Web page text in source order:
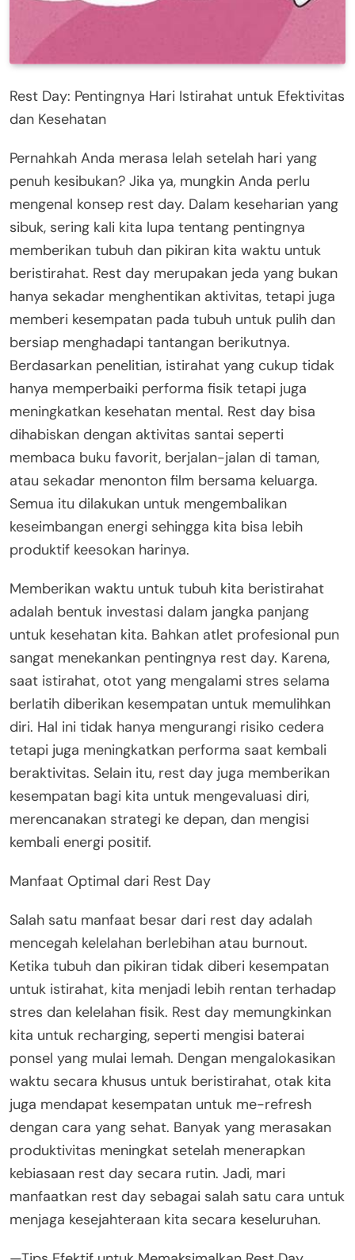
Rest Day: Pentingnya Hari Istirahat untuk Efektivitas
dan Kesehatan
Pernahkah Anda merasa lelah setelah hari yang
penuh kesibukan? Jika ya, mungkin Anda perlu
mengenal konsep rest day. Dalam keseharian yang
sibuk, sering kali kita lupa tentang pentingnya
memberikan tubuh dan pikiran kita waktu untuk
beristirahat. Rest day merupakan jeda yang bukan
hanya sekadar menghentikan aktivitas, tetapi juga
memberi kesempatan pada tubuh untuk pulih dan
bersiap menghadapi tantangan berikutnya.
Berdasarkan penelitian, istirahat yang cukup tidak
hanya memperbaiki performa fisik tetapi juga
meningkatkan kesehatan mental. Rest day bisa
dihabiskan dengan aktivitas santai seperti
membaca buku favorit, berjalan-jalan di taman,
atau sekadar menonton film bersama keluarga.
Semua itu dilakukan untuk mengembalikan
keseimbangan energi sehingga kita bisa lebih
produktif keesokan harinya.
Memberikan waktu untuk tubuh kita beristirahat
adalah bentuk investasi dalam jangka panjang
untuk kesehatan kita. Bahkan atlet profesional pun
sangat menekankan pentingnya rest day. Karena,
saat istirahat, otot yang mengalami stres selama
berlatih diberikan kesempatan untuk memulihkan
diri. Hal ini tidak hanya mengurangi risiko cedera
tetapi juga meningkatkan performa saat kembali
beraktivitas. Selain itu, rest day juga memberikan
kesempatan bagi kita untuk mengevaluasi diri,
merencanakan strategi ke depan, dan mengisi
kembali energi positif.
Manfaat Optimal dari Rest Day
Salah satu manfaat besar dari rest day adalah
mencegah kelelahan berlebihan atau burnout.
Ketika tubuh dan pikiran tidak diberi kesempatan
untuk istirahat, kita menjadi lebih rentan terhadap
stres dan kelelahan fisik. Rest day memungkinkan
kita untuk recharging, seperti mengisi baterai
ponsel yang mulai lemah. Dengan mengalokasikan
waktu secara khusus untuk beristirahat, otak kita
juga mendapat kesempatan untuk me-refresh
dengan cara yang sehat. Banyak yang merasakan
produktivitas meningkat setelah menerapkan
kebiasaan rest day secara rutin. Jadi, mari
manfaatkan rest day sebagai salah satu cara untuk
menjaga kesejahteraan kita secara keseluruhan.